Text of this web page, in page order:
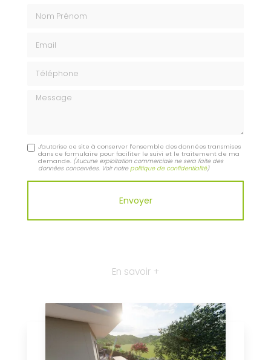
Message
J'autorise ce site à conserver l'ensemble des données transmises
dans ce formulaire pour faciliter le suivi et le traitement de ma
demande. (Aucune exploitation commerciale ne sera faite des
données concervées. Voir notrepolitique de confidentialité)
En savoir +